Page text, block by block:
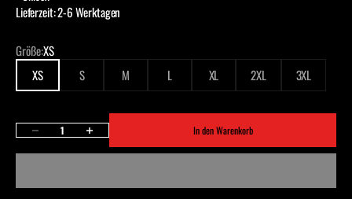
Lieferzeit: 2-6 Werktagen
Größe:XS
XS
S M L XL 2XL 3XL
Anzahl verringernAnzahl erhöhen In den Warenkorb